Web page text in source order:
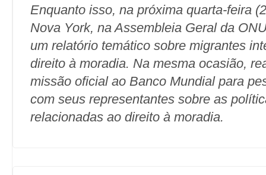
Enquanto isso, na próxima quarta-feira
Nova York, na Assembleia Geral da
um relatório temático sobre migrantes
direito à moradia. Na mesma ocasião,
missão oficial ao Banco Mundial para
com seus representantes sobre as
relacionadas ao direito à moradia.